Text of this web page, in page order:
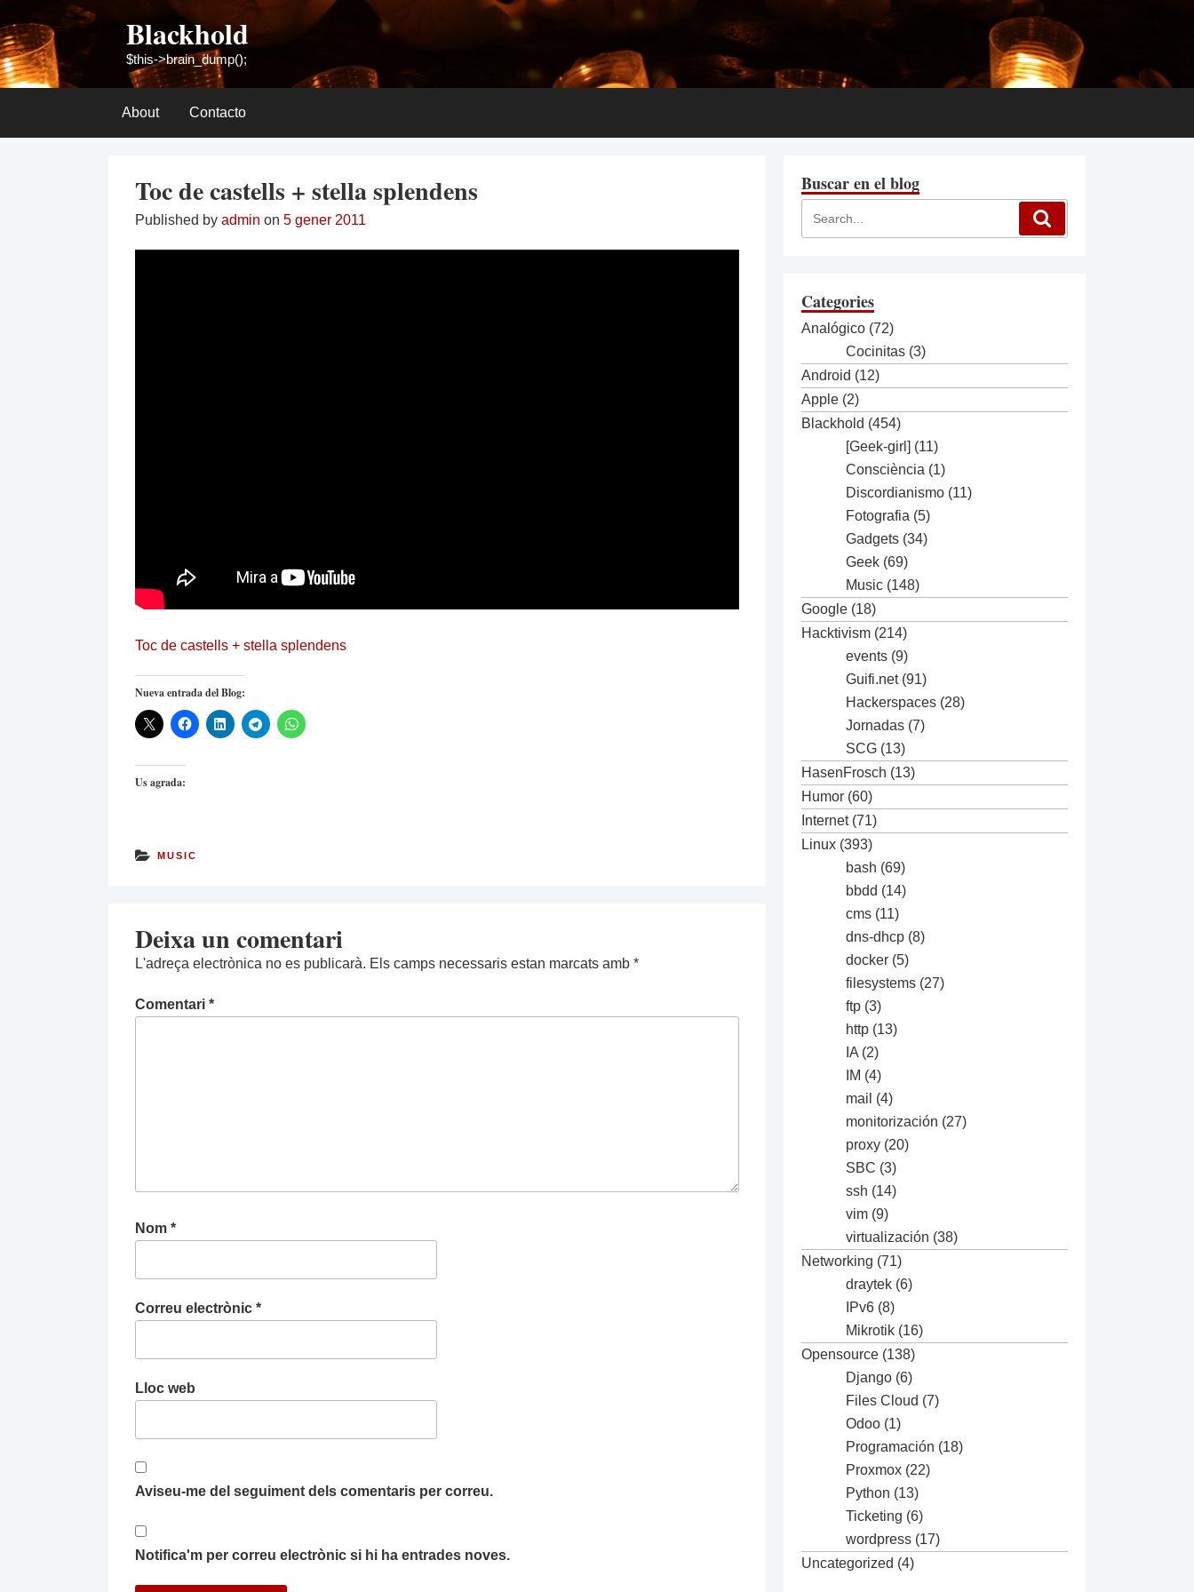
to
content
Blackhold
$this->brain_dump();
About Contacto
Toc de castells + stella splendens
Published by admin on 5 gener 2011
Toc de castells + stella splendens
Nueva entrada del Blog:
Us agrada:
MUSIC
Deixa un comentari
L'adreça electrònica no es publicarà. Els camps necessaris estan marcats amb *
Comentari *
Nom *
Correu electrònic *
Lloc web
Aviseu-me del seguiment dels comentaris per correu.
Notifica'm per correu electrònic si hi ha entrades noves.
Buscar en el blog
Categories
Analógico (72)
Cocinitas (3)
Android (12)
Apple (2)
Blackhold (454)
[Geek-girl] (11)
Consciència (1)
Discordianismo (11)
Fotografia (5)
Gadgets (34)
Geek (69)
Music (148)
Google (18)
Hacktivism (214)
events (9)
Guifi.net(91)
Hackerspaces (28)
Jornadas (7)
SCG (13)
HasenFrosch (13)
Humor (60)
Internet(71)
Linux (393)
bash (69)
bbdd (14)
cms (11)
dns-dhcp (8)
docker (5)
filesystems (27)
ftp (3)
http (13)
IA (2)
IM (4)
mail (4)
monitorización (27)
proxy (20)
SBC (3)
ssh (14)
vim (9)
virtualización (38)
Networking (71)
draytek (6)
IPv6 (8)
Mikrotik (16)
Opensource (138)
Django (6)
Files Cloud (7)
Odoo (1)
Programación (18)
Proxmox (22)
Python (13)
Ticketing (6)
wordpress (17)
Uncategorized (4)